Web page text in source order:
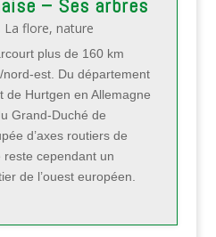
– Ses arbres
La flore, nature
plus de 160 km
est. Du département
de Hurtgen en Allemagne
Grand-Duché de
d’axes routiers de
reste cependant un
de l’ouest européen.